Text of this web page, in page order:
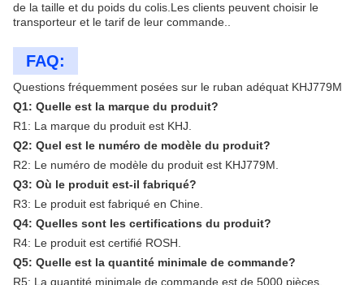
de la taille et du poids du colis.Les clients peuvent choisir le
transporteur et le tarif de leur commande..
FAQ:
Questions fréquemment posées sur le ruban adéquat KHJ779M
Q1: Quelle est la marque du produit?
R1: La marque du produit est KHJ.
Q2: Quel est le numéro de modèle du produit?
R2: Le numéro de modèle du produit est KHJ779M.
Q3: Où le produit est-il fabriqué?
R3: Le produit est fabriqué en Chine.
Q4: Quelles sont les certifications du produit?
R4: Le produit est certifié ROSH.
Q5: Quelle est la quantité minimale de commande?
R5: La quantité minimale de commande est de 5000 pièces.